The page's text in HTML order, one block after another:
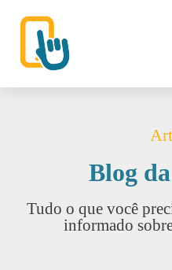
Blog
Tudo o que você
informado